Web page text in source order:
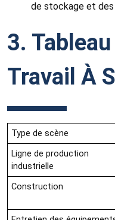
de stockage et des
3.
Travail À
Type de scène
Ligne de production
industrielle
Construction